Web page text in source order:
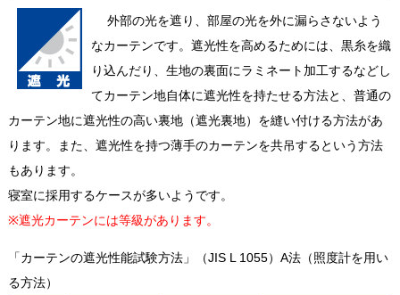
外部の光を遮り、部屋の光を外に漏らさないよう
なカーテンです。遮光性を高めるためには、黒糸を織
り込んだり、生地の裏面にラミネート加工するなどし
てカーテン地自体に遮光性を持たせる方法と、普通の
カーテン地に遮光性の高い裏地（遮光裏地）を縫い付ける方法があ
ります。また、遮光性を持つ薄手のカーテンを共吊するという方法
もあります。
寝室に採用するケースが多いようです。
※遮光カーテンには等級があります。
「カーテンの遮光性能試験方法」（JIS L 1055）A法（照度計を用い
る方法）